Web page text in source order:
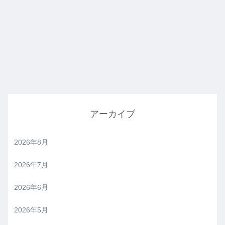
アーカイブ
2026年8月
2026年7月
2026年6月
2026年5月